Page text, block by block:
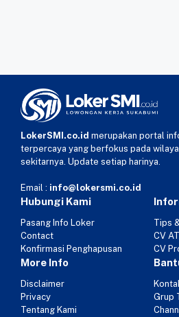
LokerSMI.co.id merupakan portal
terpercaya yang berfokus pada
sekitarnya. Update setiap harinya.
Email : info@lokersmi.co.id
Hubungi Kami
Pasang Info Loker
Contact
Konfirmasi Penghapusan
Tips
CV
CV
More Info
Disclaimer
Privacy
Tentang Kami
Grup